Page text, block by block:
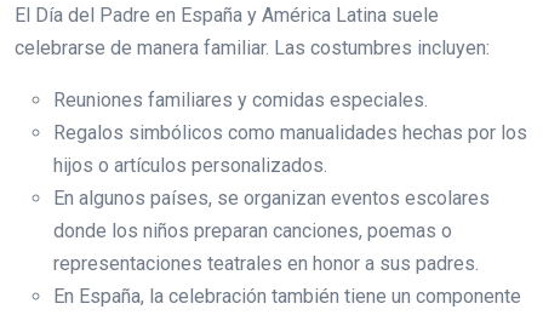
El Día del Padre en España y América Latina suele
celebrarse de manera familiar. Las costumbres incluyen:
Reuniones familiares y comidas especiales.
Regalos simbólicos como manualidades hechas por los
hijos o artículos personalizados.
En algunos países, se organizan eventos escolares
donde los niños preparan canciones, poemas o
representaciones teatrales en honor a sus padres.
En España, la celebración también tiene un componente